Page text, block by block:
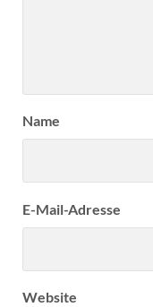
Name
E-Mail-Adresse
Website